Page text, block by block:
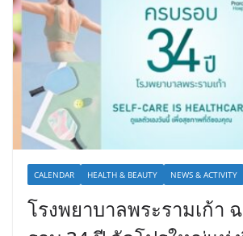
CALENDAR HEALTH & BEAUTY NEWS & ACTIVITY
โรงพยาบาลพระรามเก้า